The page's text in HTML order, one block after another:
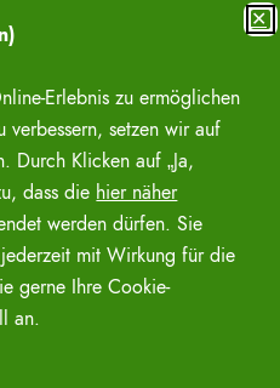
✕
Erlebnis zu ermöglichen
verbessern, setzen wir auf
Durch Klicken auf „Ja,
dass die hier näher
werden dürfen. Sie
mit Wirkung für die
gerne Ihre Cookie-
an.